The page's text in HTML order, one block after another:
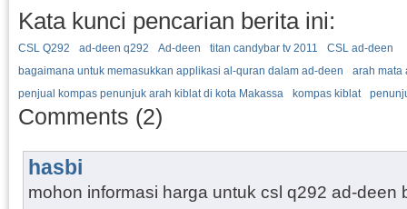
Kata kunci pencarian berita ini:
CSL Q292 ad-deen q292 Ad-deen titan candybar tv 2011
CSL ad-deen
bagaimana untuk memasukkan applikasi al-quran dalam ad-deen
arah mata
penjual kompas penunjuk arah kiblat di kota Makassa
kompas kiblat
Comments (2)
hasbi
mohon informasi harga untuk csl q292 ad-deen